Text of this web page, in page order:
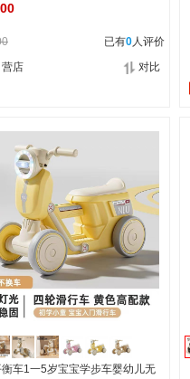
已有0人评价
店
对比
衡车1一5岁宝宝学步车婴幼儿无